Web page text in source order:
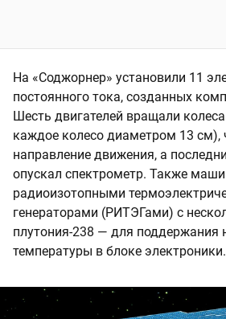
На «Соджорнер» установили 11
постоянного тока, созданных
Шесть двигателей вращали
каждое колесо диаметром 13 см),
направление движения, а
опускал спектрометр. Также
радиоизотопными
генераторами (РИТЭГами) с
плутония-238 — для поддержания
температуры в блоке электроники.